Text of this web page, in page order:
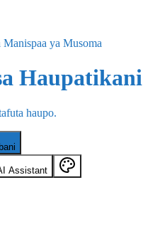
ya Musoma
Haupatikani
haupo.
Assistant